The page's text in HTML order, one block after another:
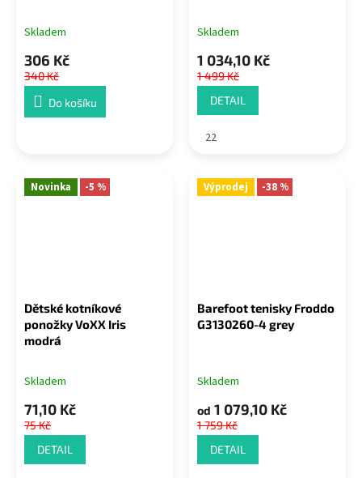
Skladem
306 Kč
340 Kč
Do košíku
Skladem
1 034,10 Kč
1 499 Kč
DETAIL
22
Novinka -5 %
Dětské kotníkové
ponožky VoXX Iris
modrá
Skladem
71,10 Kč
75 Kč
DETAIL
Výprodej -38 %
Barefoot tenisky Froddo
G3130260-4 grey
Skladem
od 1 079,10 Kč
1 759 Kč
DETAIL